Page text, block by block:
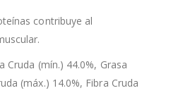
contribuye al
Cruda (mín.) 44.0%, Grasa
(máx.) 14.0%, Fibra Cruda